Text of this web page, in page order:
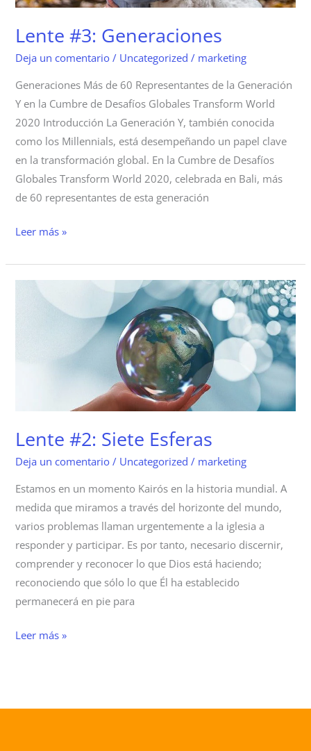
Lente #3: Generaciones
Deja un comentario / Uncategorized / marketing
Generaciones Más de 60 Representantes de la Generación
Y en la Cumbre de Desafíos Globales Transform World
2020 Introducción La Generación Y, también conocida
como los Millennials, está desempeñando un papel clave
en la transformación global. En la Cumbre de Desafíos
Globales Transform World 2020, celebrada en Bali, más
de 60 representantes de esta generación
Leer más »
Lente #2: Siete Esferas
Deja un comentario / Uncategorized / marketing
Estamos en un momento Kairós en la historia mundial. A
medida que miramos a través del horizonte del mundo,
varios problemas llaman urgentemente a la iglesia a
responder y participar. Es por tanto, necesario discernir,
comprender y reconocer lo que Dios está haciendo;
reconociendo que sólo lo que Él ha establecido
permanecerá en pie para
Lente
Leer más »